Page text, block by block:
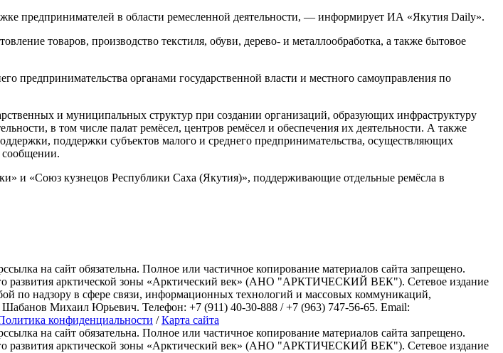
предпринимателей в области ремесленной деятельности, — информирует ИА «Якутия Daily».
товаров, производство текстиля, обуви, дерево- и металлообработка, а также бытовое
предпринимательства органами государственной власти и местного самоуправления по
и муниципальных структур при создании организаций, образующих инфраструктуру
в том числе палат ремёсел, центров ремёсел и обеспечения их деятельности. А также
поддержки субъектов малого и среднего предпринимательства, осуществляющих
сообщении.
и «Союз кузнецов Республики Саха (Якутия)», поддерживающие отдельные ремёсла в
на сайт обязательна. Полное или частичное копирование материалов сайта запрещено.
развития арктической зоны «Арктический век» (АНО "АРКТИЧЕСКИЙ ВЕК"). Сетевое издание
по надзору в сфере связи, информационных технологий и массовых коммуникаций,
Михаил Юрьевич. Телефон: +7 (911) 40-30-888 / +7 (963) 747-56-65. Email:
конфиденциальности /Карта сайта
на сайт обязательна. Полное или частичное копирование материалов сайта запрещено.
развития арктической зоны «Арктический век» (АНО "АРКТИЧЕСКИЙ ВЕК"). Сетевое издание